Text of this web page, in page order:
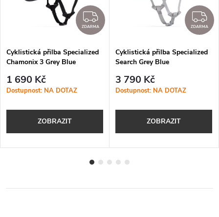
ZDARMA
ZDARMA
Cyklistická přilba Specialized
Chamonix 3 Grey Blue
1 690 Kč
Dostupnost: NA DOTAZ
ZOBRAZIT
ZDARMA
Cyklistická přilba Specialized
Search Grey Blue
3 790 Kč
Dostupnost: NA DOTAZ
ZOBRAZIT